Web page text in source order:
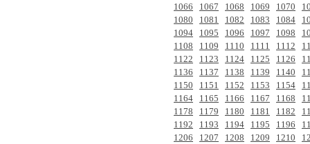
1066
1067 1068 1069 1070
1080
1081 1082 1083 1084
1094
1095 1096 1097 1098
1108
1109 1110 1111 1112
1122
1123 1124 1125 1126
1136
1137 1138 1139 1140
1150
1151 1152 1153 1154
1164
1165 1166 1167 1168
1178
1179 1180 1181 1182
1192
1193 1194 1195 1196
1206
1207 1208 1209 1210